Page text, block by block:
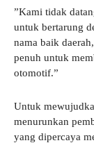
​”Kami tidak
untuk bertarung
nama baik
penuh untuk
otomotif.”
​Untuk
menurunkan
yang dipercaya